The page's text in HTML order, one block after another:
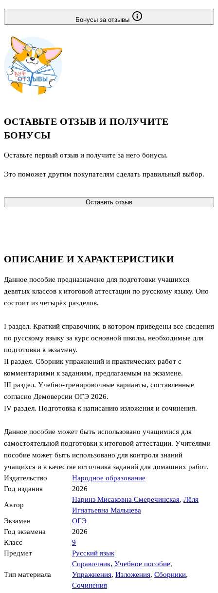
ОПИСАНИЕ И ХАРАКТЕРИСТИКИ
Данное пособие предназначено для подготовки учащихся
девятых классов к итоговой аттестации по русскому языку. Оно
состоит из четырёх разделов.
I раздел. Краткий справочник, в котором приведены все сведения
по русскому языку за курс основной школы, необходимые для
подготовки к экзамену.
II раздел. Сборник упражнений и практических работ с
комментариями к заданиям, предлагаемым на экзамене.
III раздел. Учебно-тренировочные варианты, составленные
согласно Демоверсии ОГЭ 2026.
IV раздел. Подготовка к написанию изложения и сочинения.
Данное пособие может быть использовано учащимися для
самостоятельной подготовки к итоговой аттестации. Учителями
пособие может быть использовано для контроля знаний
учащихся и в качестве источника заданий для домашних работ.
Издательство
Народное образование
Год издания
2026
Автор
Наринэ Мисаковна Смеречинская, Лёля
Игнатьевна Мальцева
Экзамен
ОГЭ
Год экзамена
2026
Класс
9
Предмет
Русский язык
Тип материала
Справочник, Учебное пособие,
Упражнения, Изложения, Сборники,
Сочинения
Бонусы за отзывы
ОСТАВЬТЕ ОТЗЫВ И ПОЛУЧИТЕ
БОНУСЫ
Оставьте первый отзыв и получите за него бонусы.
Это поможет другим покупателям сделать правильный выбор.
Оставить отзыв